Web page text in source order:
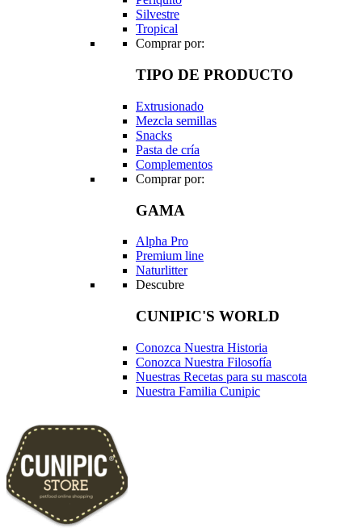
Silvestre
Tropical
Comprar por:
TIPO DE PRODUCTO
Extrusionado
Mezcla semillas
Snacks
Pasta de cría
Complementos
Comprar por:
GAMA
Alpha Pro
Premium line
Naturlitter
Descubre
CUNIPIC'S WORLD
Conozca Nuestra Historia
Conozca Nuestra Filosofía
Nuestras Recetas para su mascota
Nuestra Familia Cunipic